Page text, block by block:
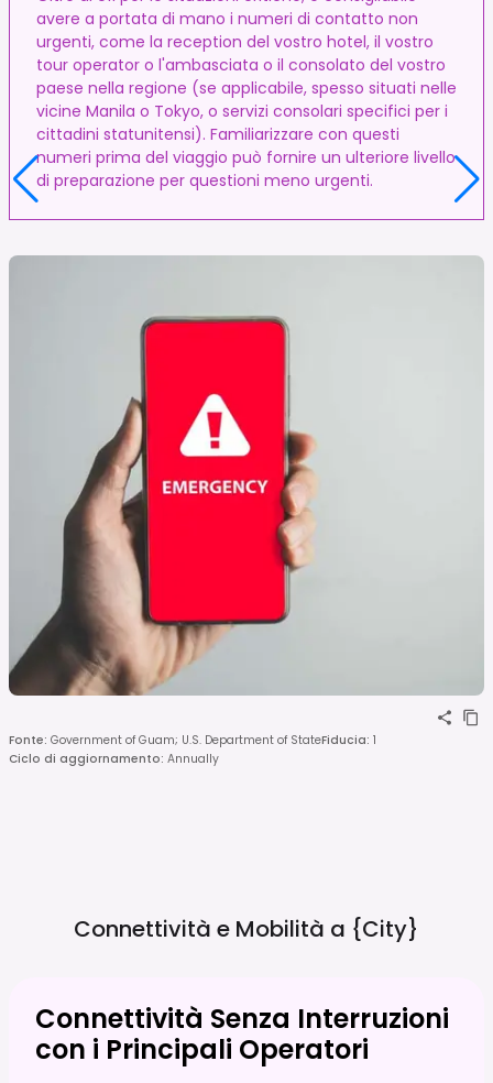
avere a portata di mano i numeri di contatto non
urgenti, come la reception del vostro hotel, il vostro
tour operator o l'ambasciata o il consolato del vostro
paese nella regione (se applicabile, spesso situati nelle
vicine Manila o Tokyo, o servizi consolari specifici per i
cittadini statunitensi). Familiarizzare con questi
numeri prima del viaggio può fornire un ulteriore livello
di preparazione per questioni meno urgenti.
Fonte: Government of Guam; U.S. Department of StateFiducia: 1
Ciclo di aggiornamento: Annually
Connettività e Mobilità a {city}
Connettività Senza Interruzioni
con i Principali Operatori